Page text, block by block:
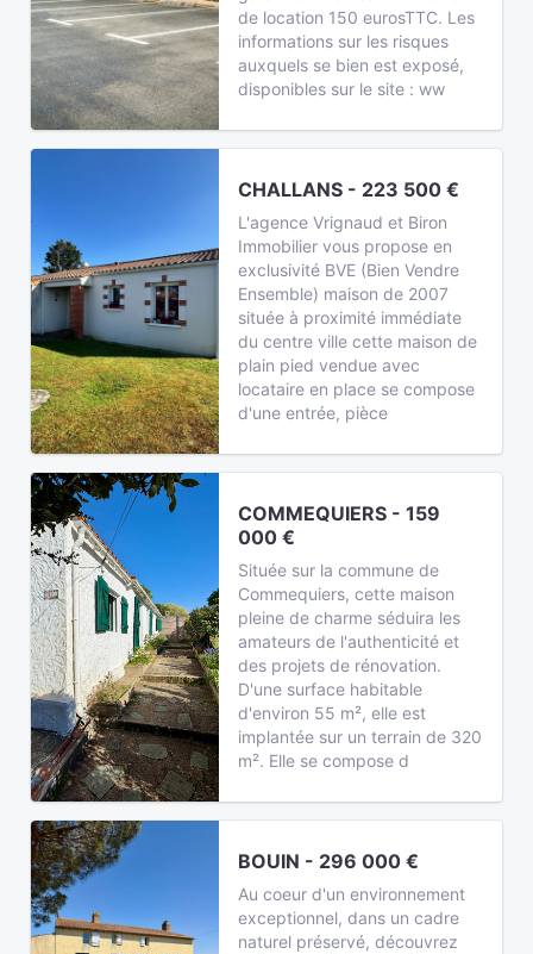
de location 150 eurosTTC. Les
informations sur les risques
auxquels se bien est exposé,
disponibles sur le site : ww
CHALLANS - 223 500 €
L'agence Vrignaud et Biron
Immobilier vous propose en
exclusivité BVE (Bien Vendre
Ensemble) maison de 2007
située à proximité immédiate
du centre ville cette maison de
plain pied vendue avec
locataire en place se compose
d'une entrée, pièce
COMMEQUIERS - 159
000 €
Située sur la commune de
Commequiers, cette maison
pleine de charme séduira les
amateurs de l'authenticité et
des projets de rénovation.
D'une surface habitable
d'environ 55 m², elle est
implantée sur un terrain de 320
m². Elle se compose d
BOUIN - 296 000 €
Au coeur d'un environnement
exceptionnel, dans un cadre
naturel préservé, découvrez